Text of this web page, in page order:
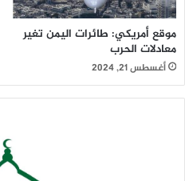
موقع أمريكي: طائرات اليمن تغير
معادلات الحرب
أغسطس 21, 2024